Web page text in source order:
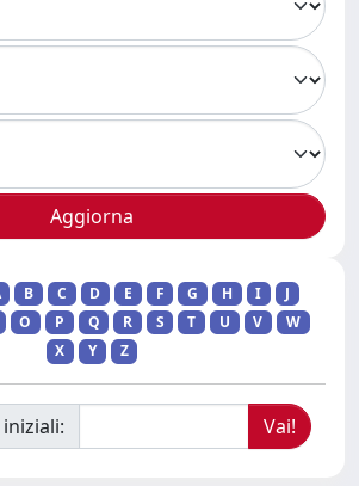
B C D E F G H I
J
O P Q R S T U V
W
X
Y Z